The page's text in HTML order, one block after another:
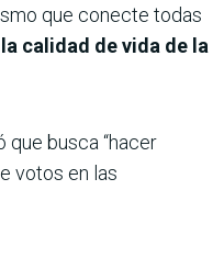
que conecte todas
calidad de vida de la
que busca “hacer
votos en las